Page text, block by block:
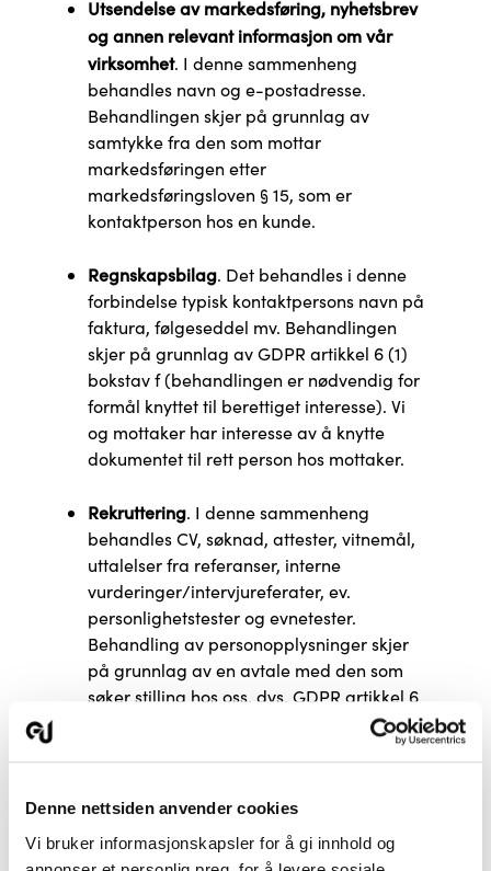
Denne nettsiden anvender cookies
Vi bruker informasjonskapsler for å gi innhold og
Utsendelse av markedsføring, nyhetsbrev
og annen relevant informasjon om vår
virksomhet. I denne sammenheng
behandles navn og e-postadresse.
Behandlingen skjer på grunnlag av
samtykke fra den som mottar
markedsføringen etter
markedsføringsloven § 15, som er
kontaktperson hos en kunde.
Regnskapsbilag. Det behandles i denne
forbindelse typisk kontaktpersons navn på
faktura, følgeseddel mv. Behandlingen
skjer på grunnlag av GDPR artikkel 6 (1)
bokstav f (behandlingen er nødvendig for
formål knyttet til berettiget interesse). Vi
og mottaker har interesse av å knytte
dokumentet til rett person hos mottaker.
Rekruttering. I denne sammenheng
behandles CV, søknad, attester, vitnemål,
uttalelser fra referanser, interne
vurderinger/intervjureferater, ev.
personlighetstester og evnetester.
Behandling av personopplysninger skjer
på grunnlag av en avtale med den som
søker stilling hos oss, dvs. GDPR artikkel 6
dette på grunnlag av samtykke fra den
bokstav a.